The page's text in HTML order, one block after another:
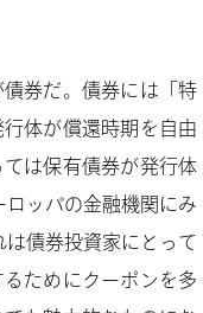
券だ。債券には「特
体が償還時期を自由
は保有債券が発行体
ッパの金融機関にみ
は債券投資家にとって
ためにクーポンを多